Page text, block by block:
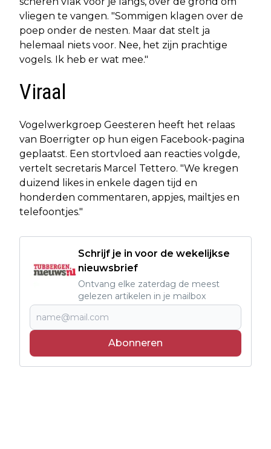
vliegen te vangen. "Sommigen klagen over de
poep onder de nesten. Maar dat stelt ja
helemaal niets voor. Nee, het zijn prachtige
vogels. Ik heb er wat mee."
Viraal
Vogelwerkgroep Geesteren heeft het relaas
van Boerrigter op hun eigen Facebook-pagina
geplaatst. Een stortvloed aan reacties volgde,
vertelt secretaris Marcel Tettero. "We kregen
duizend likes in enkele dagen tijd en
honderden commentaren, appjes, mailtjes en
telefoontjes."
Schrijf je in voor de wekelijkse
nieuwsbrief
Ontvang elke zaterdag de meest
gelezen artikelen in je mailbox
Abonneren